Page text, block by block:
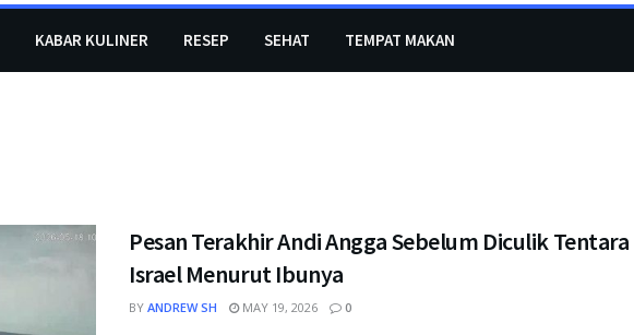
KABAR KULINER RESEP SEHAT TEMPAT MAKAN
Pesan Terakhir Andi Angga Sebelum Diculik Tentara
Israel Menurut Ibunya
BY ANDREW SH MAY 19, 2026 0